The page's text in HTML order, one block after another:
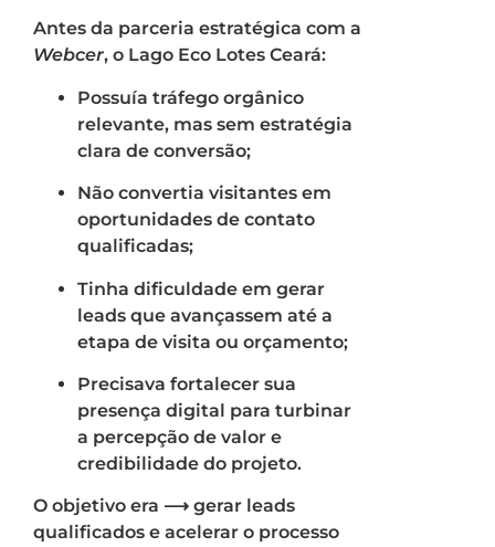
Antes da parceria estratégica com a
Webcer, o Lago Eco Lotes Ceará:
Possuía tráfego orgânico
relevante, mas sem estratégia
clara de conversão;
Não convertia visitantes em
oportunidades de contato
qualificadas;
Tinha dificuldade em gerar
leads que avançassem até a
etapa de visita ou orçamento;
Precisava fortalecer sua
presença digital para turbinar
a percepção de valor e
credibilidade do projeto.
O objetivo era ⟶ gerar leads
qualificados e acelerar o processo